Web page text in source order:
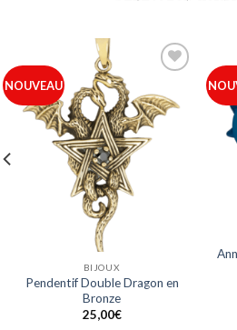
NOUVEAU
à ma
liste
BIJOUX
Anneaux Acier Ligne Bleue en
Acier Inoxydable
15,00€